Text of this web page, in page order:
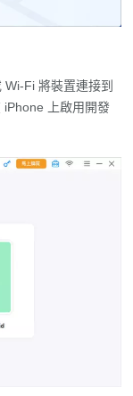
Fi 將裝置連接到
iPhone 上啟用開發